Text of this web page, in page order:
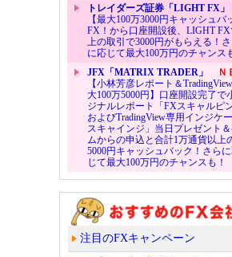
トレイダーズ証券「LIGHT FX」
【最大100万3000円キャッシュバ
FX！から口座開設後、LIGHT FX
上の取引で3000円がもらえる！
に応じて最大100万円のチャンス
JFX「MATRIX TRADER」
Ｎ
【小林芳彦レポート＆
大100万5000円】口座開設完了で
ジナルレポート「FXスキャルピ
およびTradingView専用インジケ
スキャインジ」当日プレゼント
ムからの申込と合計1万通貨以上
5000円キャッシュバック！さら
じて最大100万円のチャンスも！
注目のFXキャンペーン